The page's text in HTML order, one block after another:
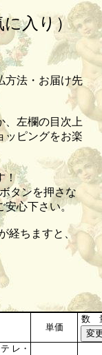
入り）
方法・お届け先
、左欄の目次上
ッピングをお楽
！
タンを押さな
安心下さい。
経ちますと、
単価
数
レ・